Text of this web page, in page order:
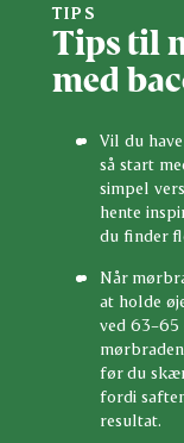
TIPS
Tips til
med
Vil du
så start
simpel
hente
du finder
Når
at holde
ved 63–65
før du
fordi
resultat.